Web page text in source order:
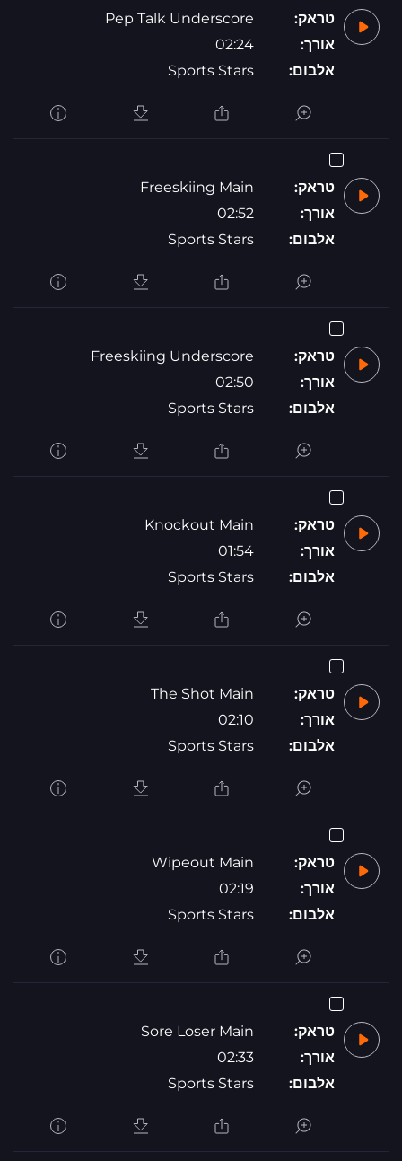
טראק:
Pep Talk Underscore
אורך:
02:24
אלבום:
Sports Stars
טראק:
Freeskiing Main
אורך:
02:52
אלבום:
Sports Stars
טראק:
Freeskiing Underscore
אורך:
02:50
אלבום:
Sports Stars
טראק:
Knockout Main
אורך:
01:54
אלבום:
Sports Stars
טראק:
The Shot Main
אורך:
02:10
אלבום:
Sports Stars
טראק:
Wipeout Main
אורך:
02:19
אלבום:
Sports Stars
טראק:
Sore Loser Main
אורך:
02:33
אלבום:
Sports Stars